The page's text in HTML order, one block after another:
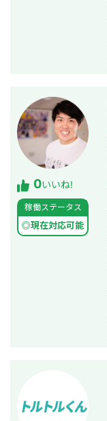
0いいね!
稼働ステータス
◎現在対応可能